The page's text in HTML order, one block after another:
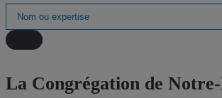
La Congrégation de